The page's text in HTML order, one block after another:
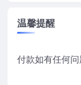
温馨提醒
付款如有任何